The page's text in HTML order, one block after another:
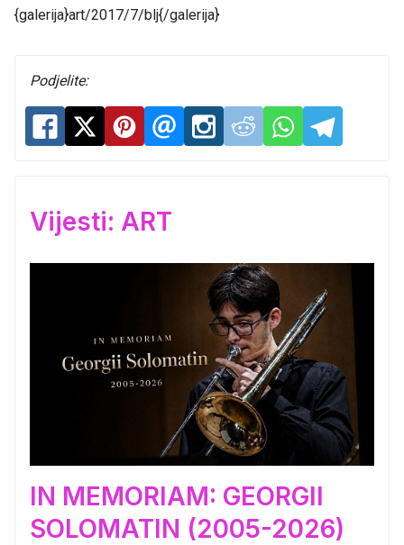
{galerija}art/2017/7/blj{/galerija}
Podjelite:
Vijesti: ART
IN MEMORIAM: GEORGII
SOLOMATIN (2005-2026)